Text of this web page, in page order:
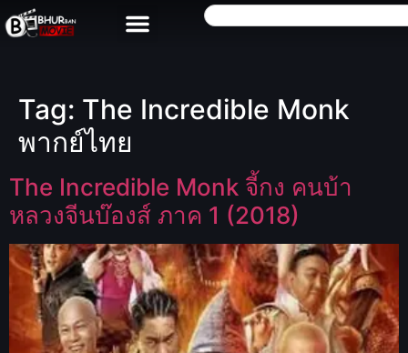
Tag: The Incredible Monk
พากย์ไทย
The Incredible Monk จี้กง คนบ้า
หลวงจีนบ๊องส์ ภาค 1 (2018)